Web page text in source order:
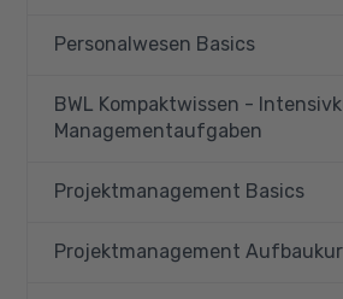
Personalwesen Basics
BWL Kompaktwissen -
Managementaufgaben
Projektmanagement Basics
Projektmanagement